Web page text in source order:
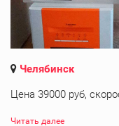
Челябинск
Цена 39000 руб,
Читать далее